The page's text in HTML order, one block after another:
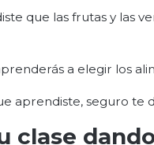
que las frutas y las
a elegir los
aprendiste, seguro te
clase